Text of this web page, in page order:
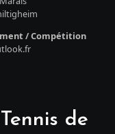
/ Compétition
de